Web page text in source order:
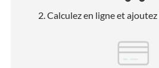
2. Calculez en ligne et